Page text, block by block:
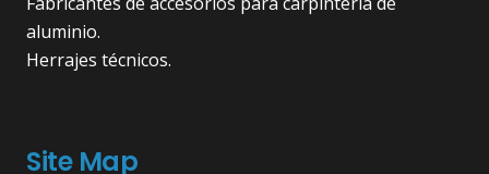
aluminio.
Herrajes técnicos.
Site Map